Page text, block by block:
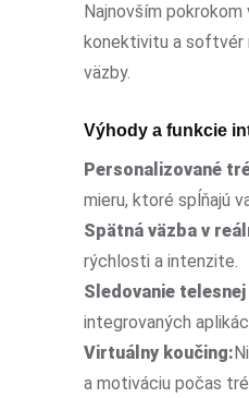
Najnovším
konektivitu a softvér
väzby.
Výhody a funkcie
Personalizované
mieru, ktoré spĺňajú
Spätná väzba v
rýchlosti a intenzite.
Sledovanie
integrovaných
Virtuálny koučing:
a motiváciu počas